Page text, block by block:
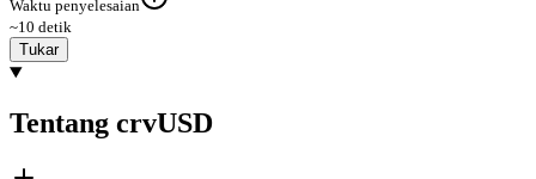
Waktu penyelesaian
~10 detik
Tukar
Tentang crvUSD